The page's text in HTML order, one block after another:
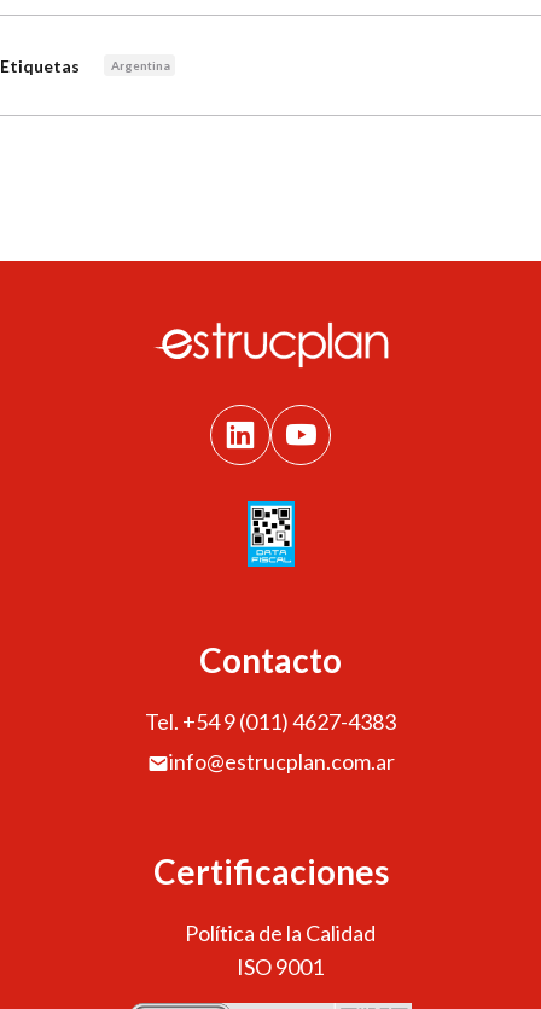
Etiquetas Argentina
Contacto
Tel. +54 9 (011) 4627-4383
info@estrucplan.com.ar
Certificaciones
Política de la Calidad
ISO 9001